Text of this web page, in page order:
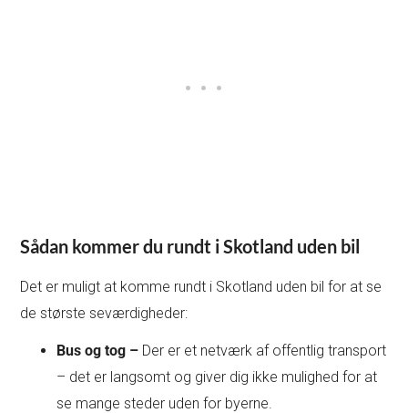
Sådan kommer du rundt i Skotland uden bil
Det er muligt at komme rundt i Skotland uden bil for at se
de største seværdigheder:
Bus og tog – Der er et netværk af offentlig transport
– det er langsomt og giver dig ikke mulighed for at
se mange steder uden for byerne.